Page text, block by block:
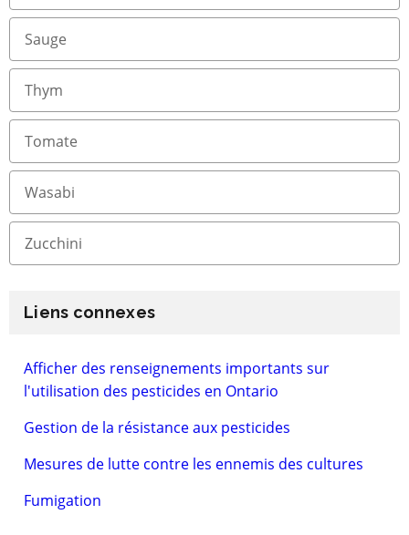
Sauge
Thym
Tomate
Wasabi
Zucchini
Liens connexes
Afficher des renseignements importants sur
l'utilisation des pesticides en Ontario
Gestion de la résistance aux pesticides
Mesures de lutte contre les ennemis des cultures
Fumigation